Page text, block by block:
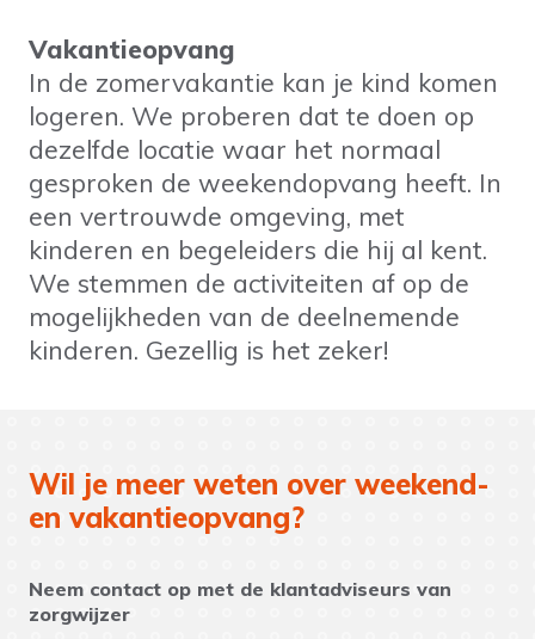
Vakantieopvang
In de zomervakantie kan je kind komen
logeren. We proberen dat te doen op
dezelfde locatie waar het normaal
gesproken de weekendopvang heeft. In
een vertrouwde omgeving, met
kinderen en begeleiders die hij al kent.
We stemmen de activiteiten af op de
mogelijkheden van de deelnemende
kinderen. Gezellig is het zeker!
Wil je meer weten over weekend-
en vakantieopvang?
Neem contact op met de klantadviseurs van
zorgwijzer